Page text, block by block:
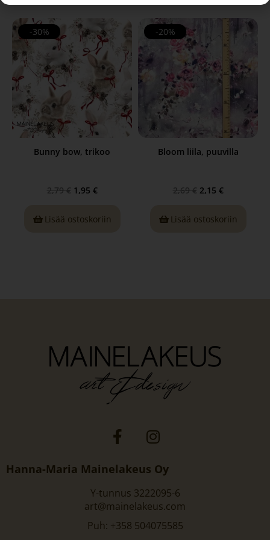
-30%
Bunny bow, trikoo
2,79 € 1,95 €
Lisää ostoskoriin
-20%
Bloom liila, puuvilla
2,69 € 2,15 €
Lisää ostoskoriin
Hanna-Maria Mainelakeus Oy
Y-tunnus 3222095-6
art@mainelakeus.com
Puh: +358 504075585